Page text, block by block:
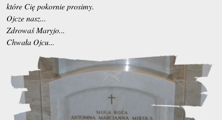
które Cię pokornie prosimy.
Ojcze nasz...
Zdrowaś Maryjo...
Chwała Ojcu...